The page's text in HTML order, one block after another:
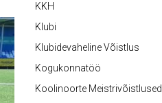
KKH
Klubi
Klubidevaheline Võistlus
Kogukonnatöö
Koolinoorte Meistrivõistlused